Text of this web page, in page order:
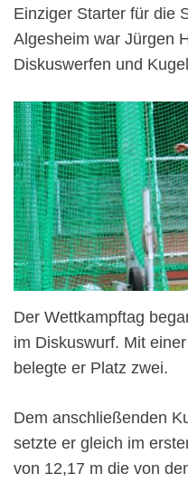
Einziger Starter für die
Algesheim war Jürgen
Diskuswerfen und
Der Wettkampftag
im Diskuswurf. Mit
belegte er Platz zwei.
Dem anschließenden
setzte er gleich im
von 12,17 m die von